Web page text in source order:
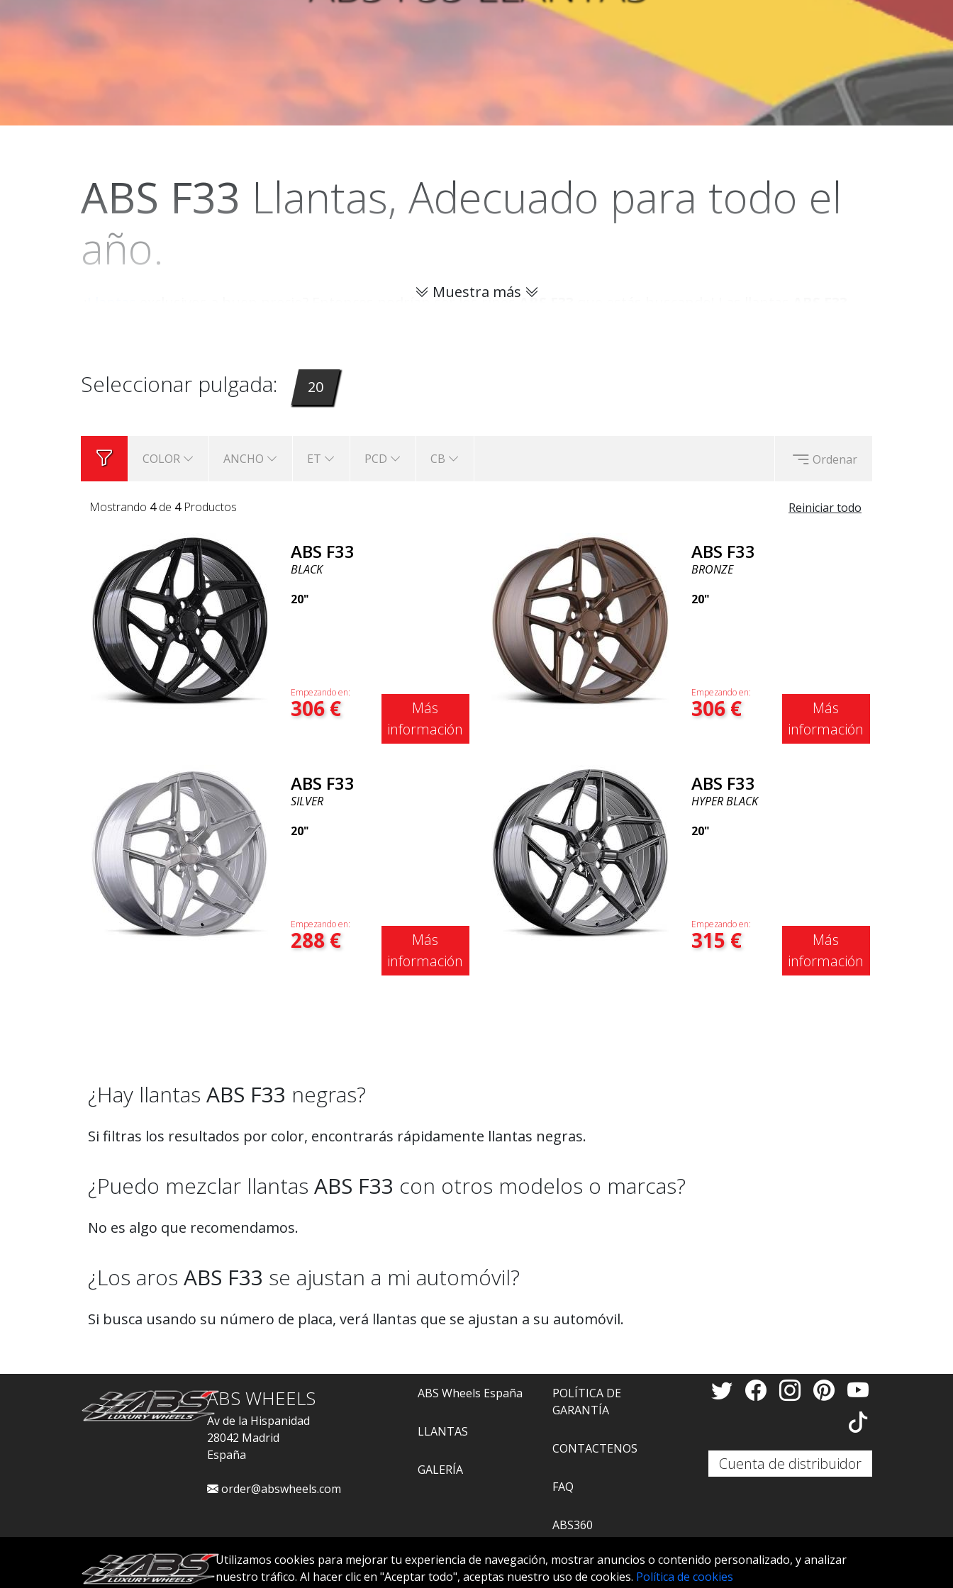
Utilizamos cookies para mejorar tu experiencia de navegación, mostrar anuncios o contenido personalizado, y analizar
nuestro tráfico. Al hacer clic en "Aceptar todo", aceptas nuestro uso de cookies. Política de cookies
ABS F33 Llantas, Adecuado para todo el
año.
exclusivos a buen precio? Entonces podrían ser los rinesABS F33
Muestra más
Seleccionar pulgada: 20
COLOR ANCHO ET PCD CB Ordenar
Reiniciar todo
Mostrando 4de 4Productos
ABS F33
BLACK
20"
Empezando en:
306€
Más
información
ABS F33
BRONZE
20"
Empezando en:
306€
Más
información
ABS F33
SILVER
20"
Empezando en:
288€
Más
información
ABS F33
HYPER BLACK
20"
Empezando en:
315€
Más
información
¿Hay llantas ABS F33 negras?
Si filtras los resultados por color, encontrarás rápidamente llantas negras.
¿Puedo mezclar llantas ABS F33 con otros modelos o marcas?
No es algo que recomendamos.
¿Los aros ABS F33 se ajustan a mi automóvil?
Si busca usando su número de placa, verá llantas que se ajustan a su automóvil.
ABS WHEELS
Av de la Hispanidad
28042 Madrid
España
order@abswheels.com
ABS Wheels España
LLANTAS
GALERÍA
POLÍTICA DE
GARANTÍA
CONTACTENOS
FAQ
ABS360
HERRAMIENTAS
Cuenta de distribuidor